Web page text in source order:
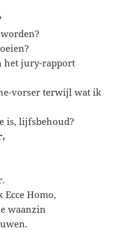
het jury-rapport
vorser terwijl wat ik
is, lijfsbehoud?
Ecce Homo,
waanzin